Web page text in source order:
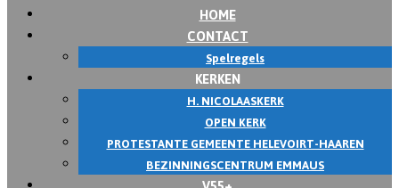
HOME
CONTACT
Spelregels
KERKEN
H. NICOLAASKERK
OPEN KERK
PROTESTANTE GEMEENTE HELEVOIRT-HAAREN
BEZINNINGSCENTRUM EMMAUS